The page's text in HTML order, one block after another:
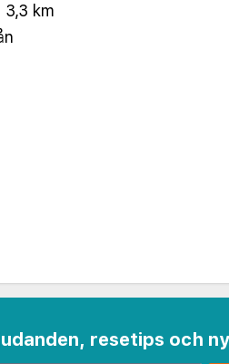
km
resetips och